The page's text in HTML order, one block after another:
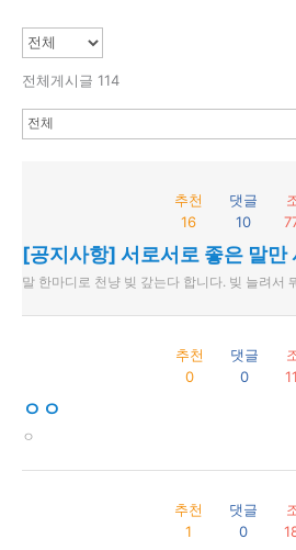
전체게시글 114
추천
16
댓글
10
말 한마디로 천냥 빚 갚는다 합니다. 빚 늘려서
추천
0
댓글
0
ㅇㅇ
ㅇ
추천
1
댓글
0